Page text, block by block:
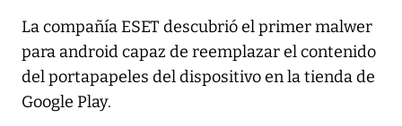
La compañía ESET descubrió el primer malwer
para android capaz de reemplazar el contenido
del portapapeles del dispositivo en la tienda de
Google Play.